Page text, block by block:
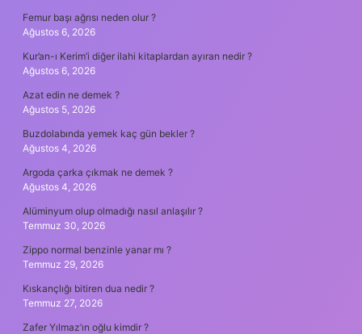
Femur başı ağrısı neden olur ?
Ağustos 6, 2026
Kur’an-ı Kerim’i diğer ilahi kitaplardan ayıran nedir ?
Ağustos 6, 2026
Azat edin ne demek ?
Ağustos 5, 2026
Buzdolabında yemek kaç gün bekler ?
Ağustos 4, 2026
Argoda çarka çıkmak ne demek ?
Ağustos 4, 2026
Alüminyum olup olmadığı nasıl anlaşılır ?
Temmuz 30, 2026
Zippo normal benzinle yanar mı ?
Temmuz 29, 2026
Kıskançlığı bitiren dua nedir ?
Temmuz 27, 2026
Zafer Yılmaz’ın oğlu kimdir ?